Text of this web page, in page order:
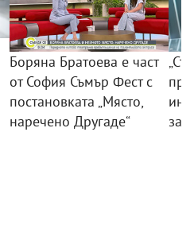
Боряна Братоева е част
от София Съмър Фест с
постановката „Място,
наречено Другаде“